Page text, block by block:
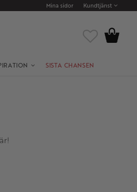
Mina sidor Kundtjänst
SISTA CHANSEN
Favoriter
Kundvagn